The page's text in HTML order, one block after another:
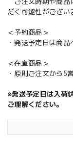
だく可能性がござい
＜予約商品＞
・発送予定日は商品
＜在庫商品＞
・原則ご注文から5
※発送予定日は入荷
ご理解ください。